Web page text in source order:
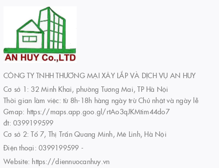
CÔNG TY TNHH THƯƠNG MẠI XÂY LẮP VÀ DỊCH VỤ AN HUY
Cơ sở 1: 32 Minh Khai, phường Tương Mai, TP Hà Nội
Thời gian làm việc: từ 8h-18h hàng ngày trừ Chủ nhật và ngày lễ
Gmap: https://maps.app.goo.gl/rtAo3qJKMtim44do7
đt: 0399199599
Cơ sở 2: Tổ 7, Thị Trấn Quang Minh, Mê Linh, Hà Nội
Điện thoại: 0399199599 -
Website: https://diennuocanhuy.vn